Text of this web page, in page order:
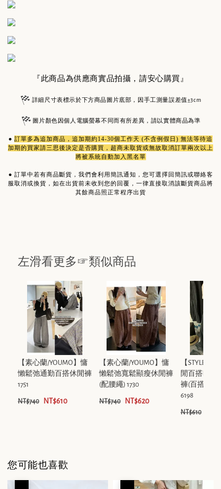
『此商品為供應商實品拍攝，請安心購買』
詳細尺寸表標示於下方商品圖片底部，因手工測量誤差值±3cm
圖片顏色因個人電腦螢幕不同而有所差異，請以實體商品為準
● 訂單多為追加商品 ，追加期約14-30個工作天 (不含例假日) 無法等待追
加期的買家請三思後決定是否購買，超商未取貨或無故取消訂單兩次以上
將被系統自動加入黑名單
● 訂單中若有商品斷貨，我們會利用簡訊通知，您可選擇回簡訊或聯絡客
服取消或換貨，如在出貨前未收到您的回覆，一律直接取消該斷貨商品將
其餘商品照正常程序出貨
左滑看更多☞類似商品
【素心蘭/YOUMO】慵
懶鬆弛通勤百搭休閒褲
1751
NT$740 NT$610
【素心蘭/YOUMO】慵
懶鬆弛寬鬆顯瘦休閒褲
(配腰繩) 1730
NT$740 NT$620
【STYLE風
閒百搭時尚
褲(百搭休
6198
NT$610
您可能也喜歡